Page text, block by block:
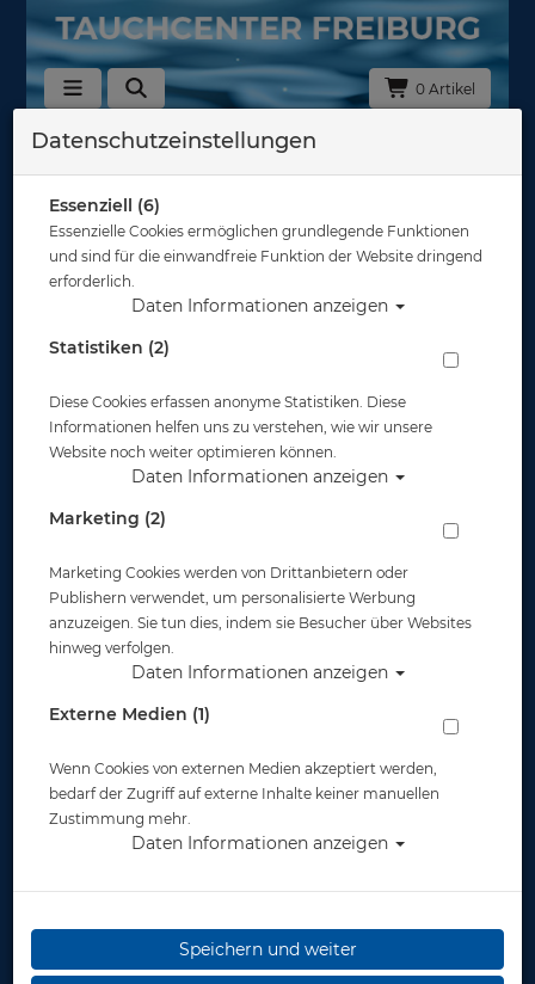
0 Artikel
Zurück
Atomic Blade Fins - Tauchflossen
Artikelnr.: ato-05025master
ab 229,00 €*
Lieferbar in
Datenschutzeinstellungen
Essenziell (6)
Essenzielle Cookies ermöglichen grundlegende Funktionen
und sind für die einwandfreie Funktion der Website dringend
erforderlich.
Daten Informationen anzeigen
Statistiken (2)
Diese Cookies erfassen anonyme Statistiken. Diese
Informationen helfen uns zu verstehen, wie wir unsere
Website noch weiter optimieren können.
Daten Informationen anzeigen
Marketing (2)
Marketing Cookies werden von Drittanbietern oder
Publishern verwendet, um personalisierte Werbung
anzuzeigen. Sie tun dies, indem sie Besucher über Websites
hinweg verfolgen.
Daten Informationen anzeigen
Externe Medien (1)
Wenn Cookies von externen Medien akzeptiert werden,
bedarf der Zugriff auf externe Inhalte keiner manuellen
Zustimmung mehr.
Daten Informationen anzeigen
Speichern und weiter